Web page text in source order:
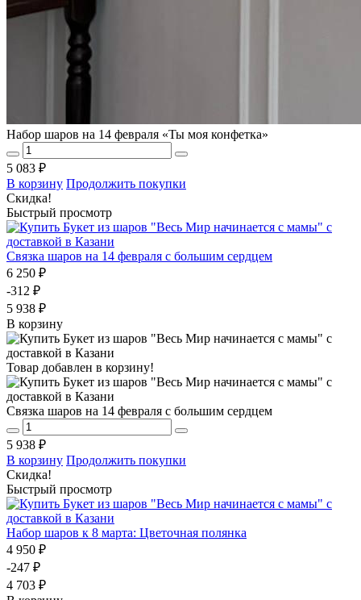
Набор шаров на 14 февраля «Ты моя конфетка»
5 083 ₽
В корзину Продолжить покупки
Скидка!
Быстрый просмотр
Связка шаров на 14 февраля с большим сердцем
6 250 ₽
-312 ₽
5 938 ₽
В корзину
Товар добавлен в корзину!
Связка шаров на 14 февраля с большим сердцем
5 938 ₽
В корзину Продолжить покупки
Скидка!
Быстрый просмотр
Набор шаров к 8 марта: Цветочная полянка
4 950 ₽
-247 ₽
4 703 ₽